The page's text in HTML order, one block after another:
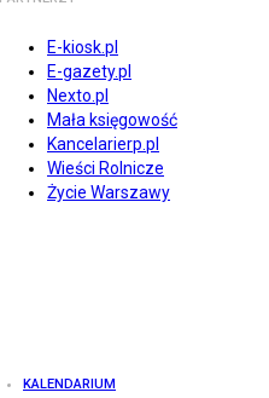
E-kiosk.pl
E-gazety.pl
Nexto.pl
Mała księgowość
Kancelarierp.pl
Wieści Rolnicze
Życie Warszawy
KALENDARIUM